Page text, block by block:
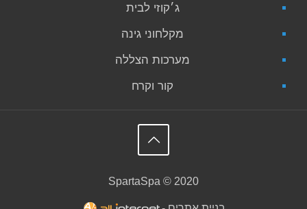
ג׳קוזי לבית
מקלחוני גינה
מערכות הצללה
קור וקרח
SpartaSpa © 2020